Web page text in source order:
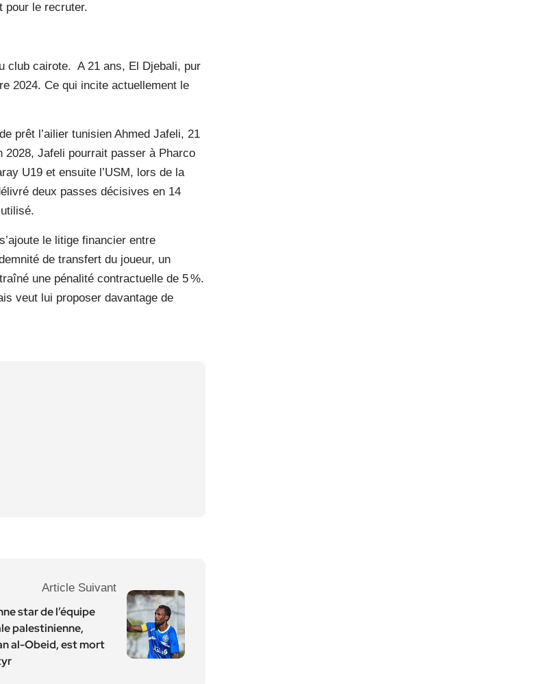
pour le recruter.
club cairote. A 21 ans, El Djebali, pur
2024. Ce qui incite actuellement le
prêt l’ailier tunisien Ahmed Jafeli, 21
2028, Jafeli pourrait passer à Pharco
U19 et ensuite l’USM, lors de la
deux passes décisives en 14
s’ajoute le litige financier entre
de transfert du joueur, un
une pénalité contractuelle de 5 %.
veut lui proposer davantage de
Article Suivant
star de l’équipe
palestinienne,
al-Obeid, est mort